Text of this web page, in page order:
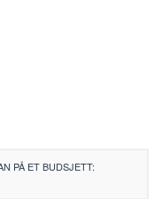
PÅ ET BUDSJETT: